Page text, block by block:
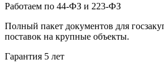
Работаем по 44-ФЗ и 223-ФЗ
Полный пакет документов для
поставок на крупные объекты.
Гарантия 5 лет